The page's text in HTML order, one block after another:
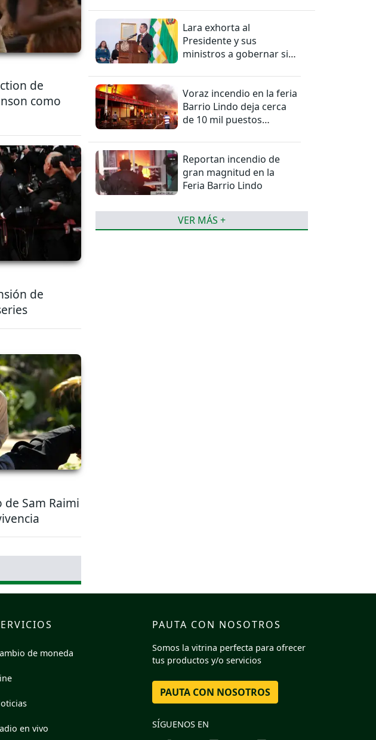
de
como
de
Sam Raimi
Lara exhorta al
Presidente y sus
ministros a gobernar sin
Voraz incendio en la feria
Barrio Lindo deja cerca
de 10 mil puestos
Reportan incendio de
gran magnitud en la
Feria Barrio Lindo
VER MÁS +
de moneda
en vivo
PAUTA CON NOSOTROS
Somos la vitrina perfecta para ofrecer
tus productos y/o servicios
PAUTA CON NOSOTROS
SÍGUENOS EN